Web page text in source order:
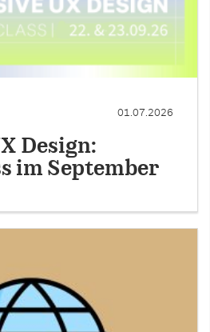
01.07.2026
Design:
im September